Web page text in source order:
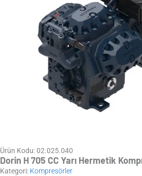
Ürün Kodu: 02.025.040
Dorin H 705 CC Yarı Hermetik
Kategori: Kompresörler